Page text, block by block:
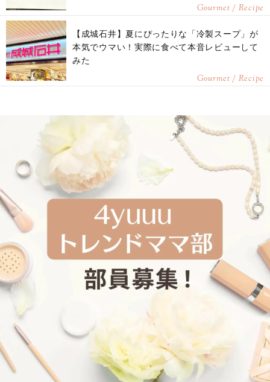
Gourmet / Recipe
【成城石井】夏にぴったりな「冷製スープ」が
本気でウマい！実際に食べて本音レビューして
みた
Gourmet / Recipe